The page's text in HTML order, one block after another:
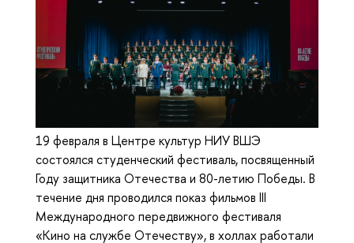
19 февраля в Центре культур НИУ ВШЭ
состоялся студенческий фестиваль, посвященный
Году защитника Отечества и 80-летию Победы. В
течение дня проводился показ фильмов III
Международного передвижного фестиваля
«Кино на службе Отечеству», в холлах работали